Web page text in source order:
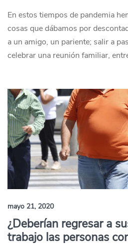
En estos tiempos de pandemia
cosas que dábamos por
a un amigo, un pariente; salir a
celebrar una reunión familiar,
mayo 21, 2020
¿Deberían regresar a
trabajo las personas